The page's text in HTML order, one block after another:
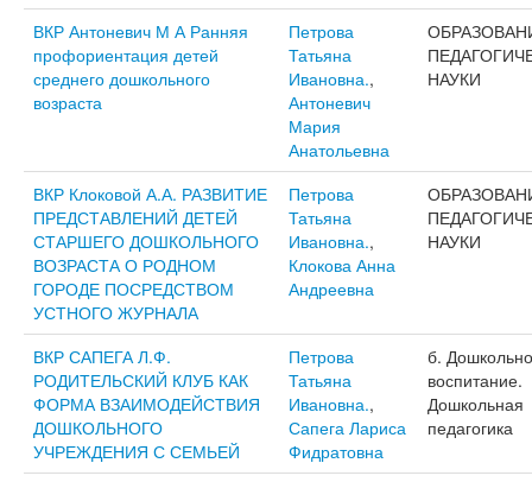
ВКР Антоневич М А Ранняя
профориентация детей
среднего дошкольного
возраста
Петрова
Татьяна
Ивановна.,
Антоневич
Мария
Анатольевна
НАУКИ
ВКР Клоковой А.А. РАЗВИТИЕ
ПРЕДСТАВЛЕНИЙ ДЕТЕЙ
СТАРШЕГО ДОШКОЛЬНОГО
ВОЗРАСТА О РОДНОМ
ГОРОДЕ ПОСРЕДСТВОМ
УСТНОГО ЖУРНАЛА
Петрова
Татьяна
Ивановна.,
Клокова Анна
Андреевна
НАУКИ
ВКР САПЕГА Л.Ф.
РОДИТЕЛЬСКИЙ КЛУБ КАК
ФОРМА ВЗАИМОДЕЙСТВИЯ
ДОШКОЛЬНОГО
УЧРЕЖДЕНИЯ С СЕМЬЕЙ
Петрова
Татьяна
Ивановна.,
Сапега Лариса
Фидратовна
б.
воспитание.
Дошкольная
педагогика